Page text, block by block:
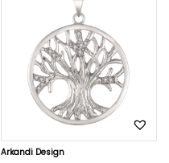
Arkandi Design